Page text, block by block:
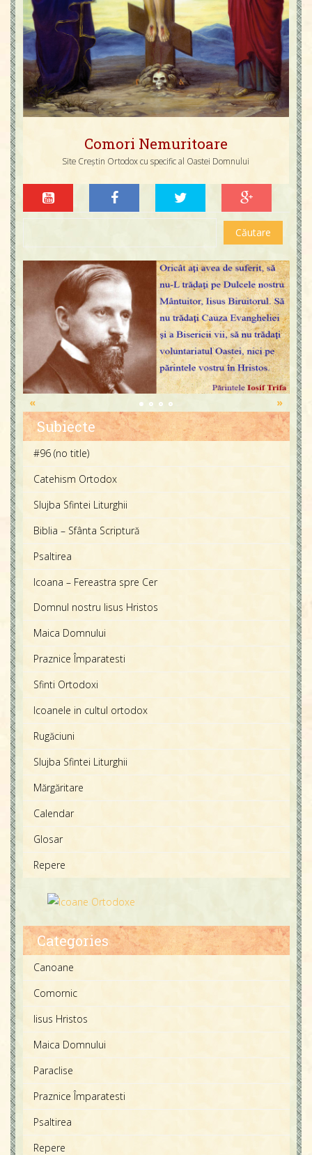
Comori Nemuritoare
Site Creștin Ortodox cu specific al Oastei Domnului
»
«
Subiecte
#96 (no title)
Catehism Ortodox
Slujba Sfintei Liturghii
Biblia – Sfânta Scriptură
Psaltirea
Icoana – Fereastra spre Cer
Domnul nostru Iisus Hristos
Maica Domnului
Praznice Împaratesti
Sfinti Ortodoxi
Icoanele in cultul ortodox
Rugăciuni
Slujba Sfintei Liturghii
Mărgăritare
Calendar
Glosar
Repere
Categories
Canoane
Comornic
Iisus Hristos
Maica Domnului
Paraclise
Praznice Împaratesti
Psaltirea
Repere